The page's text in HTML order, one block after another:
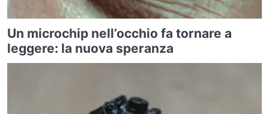
Un microchip nell’occhio fa tornare a
leggere: la nuova speranza